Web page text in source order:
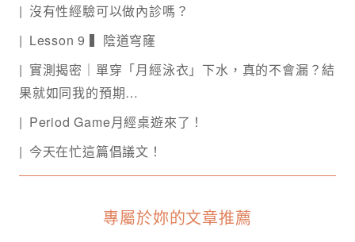
沒有性經驗可以做內診嗎？
Lesson 9 ▍陰道穹窿
實測揭密｜單穿「月經泳衣」下水，真的不會漏？結
果就如同我的預期…
Period Game月經桌遊來了！
今天在忙這篇倡議文！
專屬於妳的文章推薦